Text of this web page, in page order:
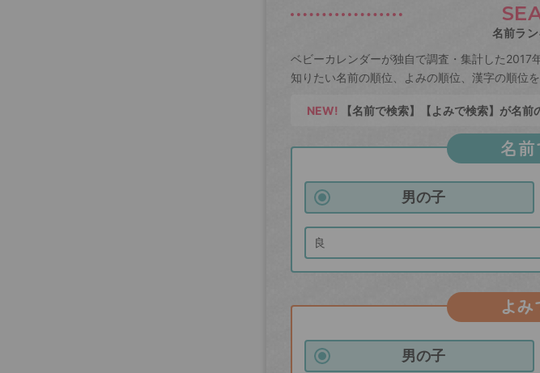
名前ラ
ベビーカレンダーが独自で調査・集計した2017
知りたい名前の順位、よみの順位、漢字の順位
NEW! 【名前で検索】【よみで検索】が名
名前
男の子
よみ
男の子